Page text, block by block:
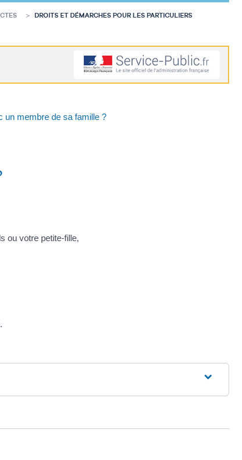
DROITS ET DÉMARCHES POUR LES PARTICULIERS
un membre de sa famille ?
ou votre petite-fille,